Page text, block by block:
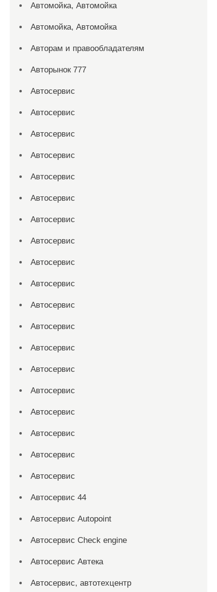
Автомойка, Автомойка
Автомойка, Автомойка
Авторам и правообладателям
Авторынок 777
Автосервис
Автосервис
Автосервис
Автосервис
Автосервис
Автосервис
Автосервис
Автосервис
Автосервис
Автосервис
Автосервис
Автосервис
Автосервис
Автосервис
Автосервис
Автосервис
Автосервис
Автосервис
Автосервис
Автосервис 44
Автосервис Autopoint
Автосервис Check engine
Автосервис Автека
Автосервис, автотехцентр